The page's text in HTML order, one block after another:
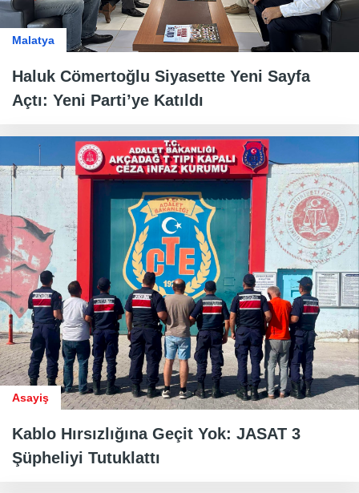
Malatya
Haluk Cömertoğlu Siyasette Yeni Sayfa
Açtı: Yeni Parti’ye Katıldı
Asayiş
Kablo Hırsızlığına Geçit Yok: JASAT 3
Şüpheliyi Tutuklattı